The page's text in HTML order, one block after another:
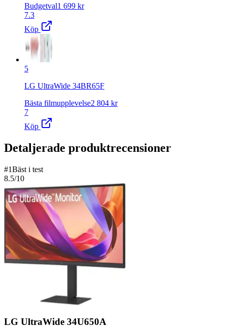
Budgetval1 699 kr
7.3
Köp
5
LG UltraWide 34BR65F
Bästa filmupplevelse2 804 kr
7
Köp
Detaljerade produktrecensioner
#1Bäst i test
8.5/10
LG UltraWide 34U650A